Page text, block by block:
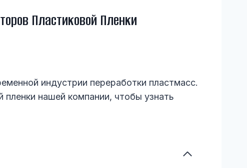
Пластиковой Пленки
индустрии переработки пластмасс.
пленки нашей компании, чтобы узнать